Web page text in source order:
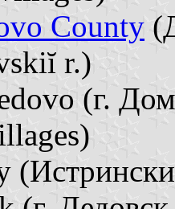
County
r.)
(г.